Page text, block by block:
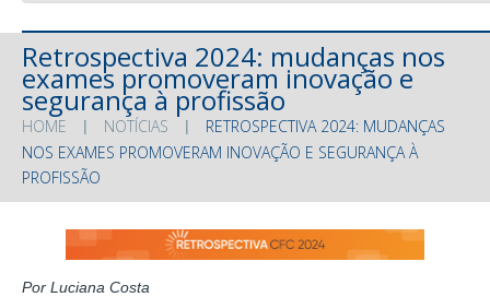
Retrospectiva 2024: mudanças nos
exames promoveram inovação e
segurança à profissão
HOME NOTÍCIAS
RETROSPECTIVA 2024: MUDANÇAS
NOS EXAMES PROMOVERAM INOVAÇÃO E SEGURANÇA À
PROFISSÃO
Por Luciana Costa